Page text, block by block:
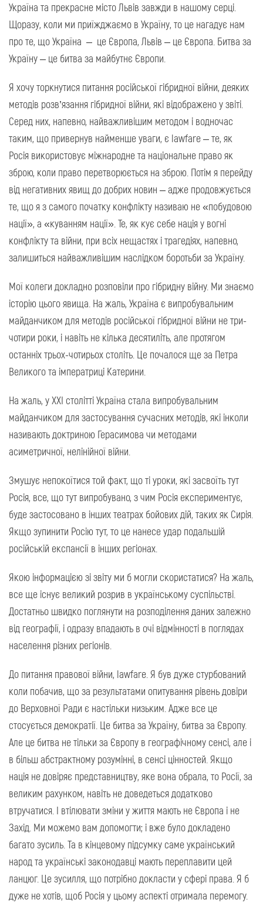
Україна та прекрасне місто Львів завжди в нашому серці.
Щоразу, коли ми приїжджаємо в Україну, то це нагадує нам
про те, що Україна – це Європа, Львів – це Європа. Битва за
Україну – це битва за майбутнє Європи.
Я хочу торкнутися питання російської гібридної війни, деяких
методів розв’язання гібридної війни, які відображено у звіті.
Серед них, напевно, найважливішим методом і водночас
таким, що привернув найменше уваги, є lawfare – те, як
Росія використовує міжнародне та національне право як
зброю, коли право перетворюється на зброю. Потім я перейду
від негативних явищ до добрих новин – адже продовжується
те, що я з самого початку конфлікту називаю не «побудовою
нації», а «куванням нації». Те, як кує себе нація у вогні
конфлікту та війни, при всіх нещастях і трагедіях, напевно,
залишиться найважливішим наслідком боротьби за Україну.
Мої колеги докладно розповіли про гібридну війну. Ми знаємо
історію цього явища. На жаль, Україна є випробувальним
майданчиком для методів російської гібридної війни не три-
чотири роки, і навіть не кілька десятиліть, але протягом
останніх трьох-чотирьох століть. Це почалося ще за Петра
Великого та імператриці Катерини.
На жаль, у ХХІ столітті Україна стала випробувальним
майданчиком для застосування сучасних методів, які інколи
називають доктриною Герасимова чи методами
асиметричної, нелінійної війни.
Змушує непокоїтися той факт, що ті уроки, які засвоїть тут
Росія, все, що тут випробувано, з чим Росія експериментує,
буде застосовано в інших театрах бойових дій, таких як Сирія.
Якщо зупинити Росію тут, то це нанесе удар подальшій
російській експансії в інших регіонах.
Якою інформацією зі звіту ми б могли скористатися? На жаль,
все ще існує великий розрив в українському суспільстві.
Достатньо швидко поглянути на розподілення даних залежно
від географії, і одразу впадають в очі відмінності в поглядах
населення різних регіонів.
До питання правової війни, lawfare. Я був дуже стурбований
коли побачив, що за результатами опитування рівень довіри
до Верховної Ради є настільки низьким. Адже все це
стосується демократії. Це битва за Україну, битва за Європу.
Але це битва не тільки за Європу в географічному сенсі, але і
в більш абстрактному розумінні, в сенсі цінностей. Якщо
нація не довіряє представництву, яке вона обрала, то Росії, за
великим рахунком, навіть не доведеться додатково
втручатися. І втілювати зміни у життя мають не Європа і не
Захід. Ми можемо вам допомогти; і вже було докладено
багато зусиль. Та в кінцевому підсумку саме український
народ та українські законодавці мають переплавити цей
ланцюг. Це зусилля, що потрібно докласти у сфері права. Я б
дуже не хотів, щоб Росія у цьому аспекті отримала перемогу.